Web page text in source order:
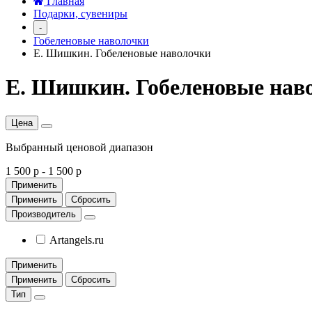
Подарки, сувениры
-
Гобеленовые наволочки
Е. Шишкин. Гобеленовые наволочки
Е. Шишкин. Гобеленовые
Цена
Выбранный ценовой диапазон
1 500 р - 1 500 р
Применить
Применить
Сбросить
Производитель
Artangels.ru
Применить
Применить
Сбросить
Тип